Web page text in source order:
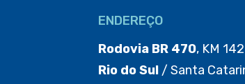
ENDEREÇO
Rodovia BR 470, KM
Rio do Sul/ Santa